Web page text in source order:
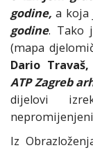
godine, a koja
godine. Tako
(mapa
Dario Travaš,
ATP Zagreb
dijelovi
Iz